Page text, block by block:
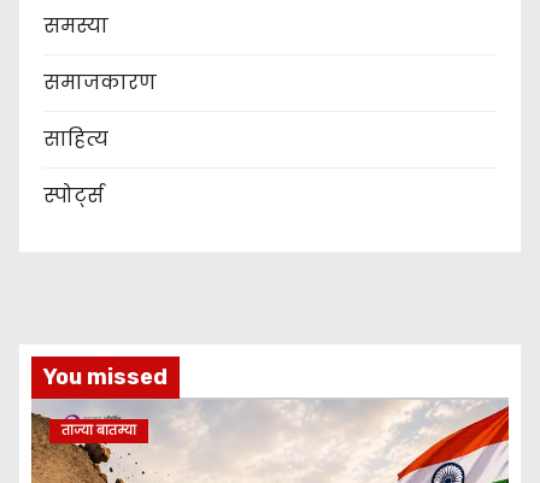
समस्या
समाजकारण
साहित्य
स्पोर्ट्स
You missed
ताज्या बातम्या